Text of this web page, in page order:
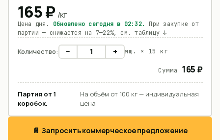
165₽ /кг
Цена дня. Обновлено сегодня в 02:32.
При закупке от
партии — снижается на 7—22%, см. таблицу ↓
Количество: − + ящ. × 15 кг
Сумма 165 ₽
Партия от 1
коробок.
На объём от 100 кг — индивидуальная
цена
📄 Запросить коммерческое предложение